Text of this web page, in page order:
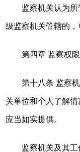
监察机关认为
级监察机关管辖的，
第四章 监察权限
第十八条 监察
关单位和个人了解
应当如实提供。
监察机关及其